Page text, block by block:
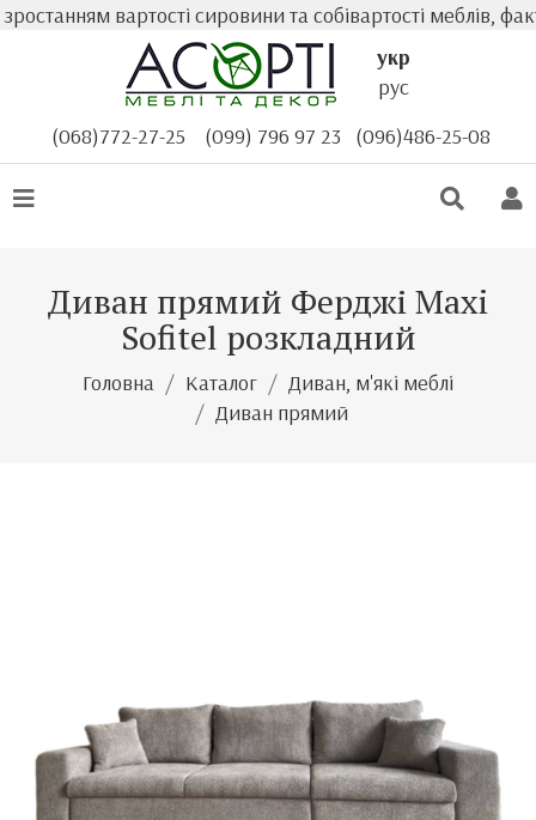
вартості сировини та собівартості меблів,
укр
рус
(068)772-27-25
(099) 796 97 23 (096)486-25-08
Диван прямий Ферджі Maxi
Sofitel розкладний
Головна Каталог
Диван, м'які меблі
Диван прямий